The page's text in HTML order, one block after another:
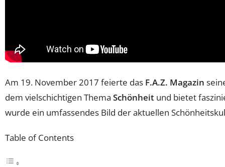
Am 19. November 2017 feierte das F.A.Z. Magazin
dem vielschichtigen Thema Schönheit und bietet
wurde ein umfassendes Bild der aktuellen
Table of Contents